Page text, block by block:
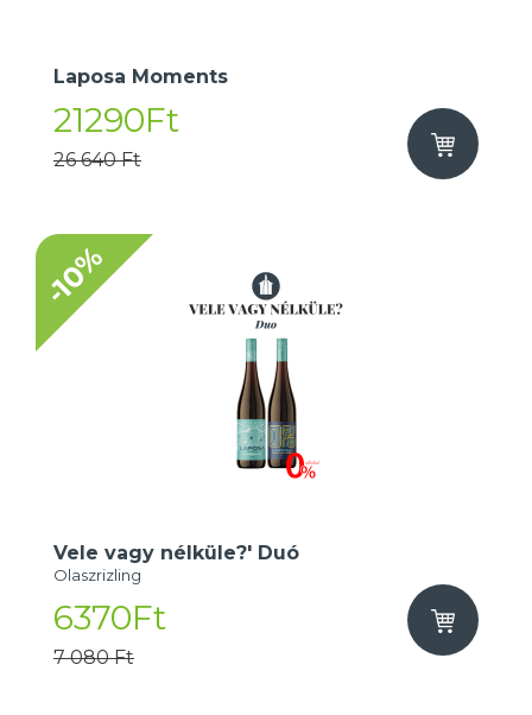
Laposa Moments
21290Ft
26 640 Ft
-10%
Vele vagy nélküle?' Duó
Olaszrizling
6370Ft
7 080 Ft